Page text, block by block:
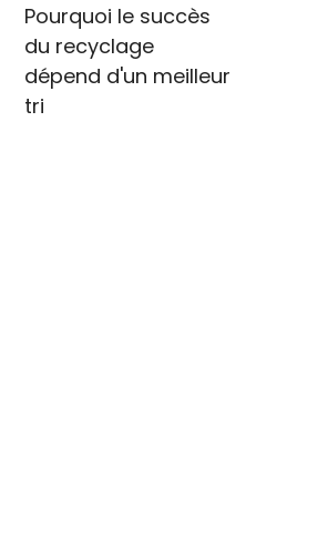
Pourquoi le succès
du recyclage
dépend d'un meilleur
tri